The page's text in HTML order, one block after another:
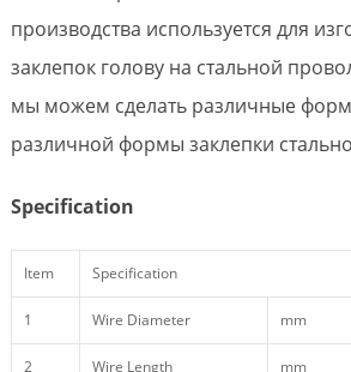
производства используется для
заклепок голову на стальной
мы можем сделать различные
различной формы заклепки
Specification
Item Specification
1 Wire Diameter mm
2 Wire Length mm